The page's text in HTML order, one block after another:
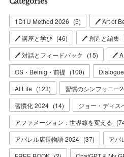
1D1U Method 2026 (5) 🖊 Art of
🖊 講座と学び (46) 🖊 創造と編集
🖊 対話とフィードバック
(15) 🖊
OS・Beinig・前提 (100)
AI Life (123) 習慣のシンフォニー
習慣化 2024 (14) ジョー・ディス
アファメーション：世界線を変える (
アパレル店長物語 2024 (37) アパ